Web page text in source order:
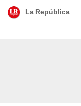
La República